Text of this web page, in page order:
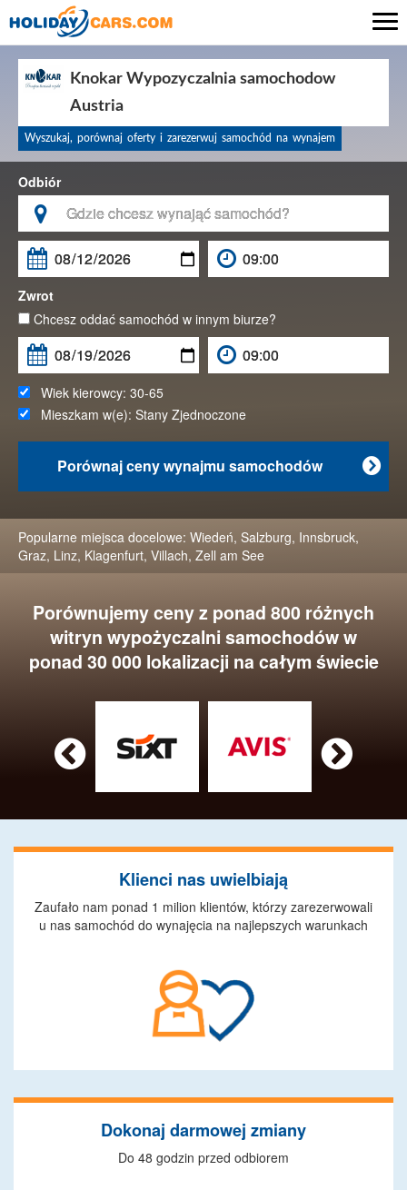
Knokar Wypozyczalnia samochodow
Austria
Wyszukaj, porównaj oferty i zarezerwuj samochód na wynajem
Odbiór


Zwrot
Chcesz oddać samochód w innym biurze?
Wiek kierowcy: 30-65
Mieszkam w(e): Stany Zjednoczone

Porównaj ceny wynajmu samochodów
Popularne miejsca docelowe: Wiedeń, Salzburg, Innsbruck,
Graz, Linz, Klagenfurt, Villach, Zell am See
Porównujemy ceny z ponad 800 różnych
witryn wypożyczalni samochodów w
ponad 30 000 lokalizacji na całym świecie
 
Klienci nas uwielbiają
Zaufało nam ponad 1 milion klientów, którzy zarezerwowali
u nas samochód do wynajęcia na najlepszych warunkach
Dokonaj darmowej zmiany
Do 48 godzin przed odbiorem